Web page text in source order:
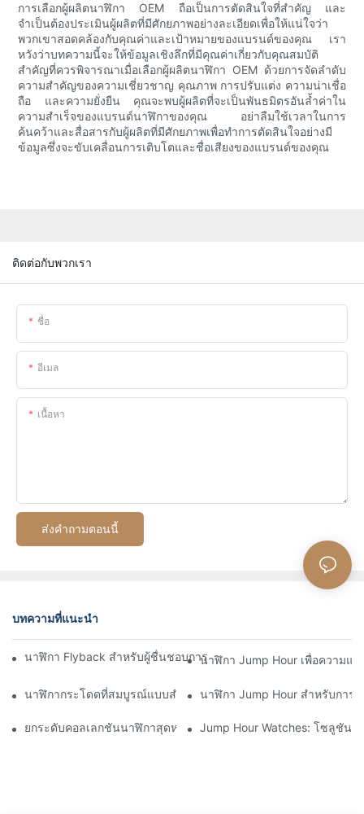
การเลือกผู้ผลิตนาฬิกา OEM ถือเป็นการตัดสินใจที่สำคัญ และ
จำเป็นต้องประเมินผู้ผลิตที่มีศักยภาพอย่างละเอียดเพื่อให้แน่ใจว่า
พวกเขาสอดคล้องกับคุณค่าและเป้าหมายของแบรนด์ของคุณ เรา
หวังว่าบทความนี้จะให้ข้อมูลเชิงลึกที่มีคุณค่าเกี่ยวกับคุณสมบัติ
สำคัญที่ควรพิจารณาเมื่อเลือกผู้ผลิตนาฬิกา OEM ด้วยการจัดลำดับ
ความสำคัญของความเชี่ยวชาญ คุณภาพ การปรับแต่ง ความน่าเชื่อ
ถือ และความยั่งยืน คุณจะพบผู้ผลิตที่จะเป็นพันธมิตรอันล้ำค่าใน
ความสำเร็จของแบรนด์นาฬิกาของคุณ อย่าลืมใช้เวลาในการ
ค้นคว้าและสื่อสารกับผู้ผลิตที่มีศักยภาพเพื่อทำการตัดสินใจอย่างมี
ข้อมูลซึ่งจะขับเคลื่อนการเติบโตและชื่อเสียงของแบรนด์ของคุณ
ติดต่อกับพวกเรา
ชื่อ
อีเมล
เนื้อหา
ส่งคำถามตอนนี้
บทความที่แนะนำ
นาฬิกา Flyback สำหรับผู้ชื่นชอบการบิน: การผสมผสานการใช้งานแ
นาฬิกา Jump Hour เพื่อความแ
นาฬิกากระโดดที่สมบูรณ์แบบสำหรับนักผจญภัยและนักสำรวจ
นาฬิกา Jump Hour สำหรับการ
ยกระดับคอลเลกชันนาฬิกาสุดหรูของคุณด้วยนาฬิกา Jump Hour
Jump Hour Watches: โซลูชันก